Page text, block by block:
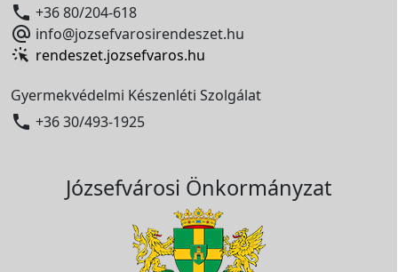
 +36 80/204-618
 info@jozsefvarosirendeszet.hu
rendeszet.jozsefvaros.hu
Gyermekvédelmi Készenléti Szolgálat
 +36 30/493-1925
Józsefvárosi Önkormányzat